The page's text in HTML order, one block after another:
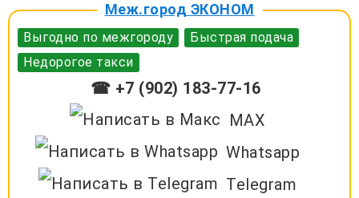
Меж.город ЭКОНОМ
Выгодно по межгороду
Быстрая подача
Недорогое такси
☎ +7 (902) 183-77-16
MAX
Whatsapp
Telegram